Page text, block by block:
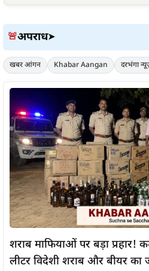
🚨अपराध➤
खबर आंगन Khabar Aangan दरभंगा
शराब माफियाओं पर बड़ा प्रहार!
लीटर विदेशी शराब और बीयर का